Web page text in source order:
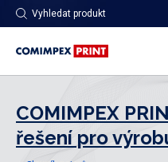
Vyhledat produkt
COMIMPEX
řešení pro